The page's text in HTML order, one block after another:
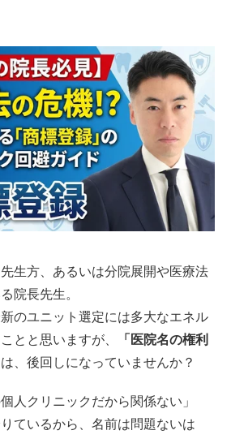
生方、あるいは分院展開や医療法
院長先生。
のユニット選定には多大なエネル
とと思いますが、
「医院名の権利
、後回しになっていませんか？
人クリニックだから関係ない」
ているから、名前は問題ないは